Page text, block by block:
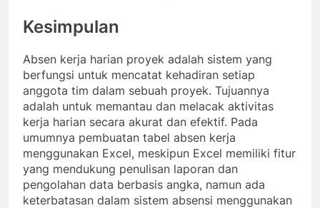
Kesimpulan
Absen kerja harian proyek adalah sistem yang
berfungsi untuk mencatat kehadiran setiap
anggota tim dalam sebuah proyek. Tujuannya
adalah untuk memantau dan melacak aktivitas
kerja harian secara akurat dan efektif. Pada
umumnya pembuatan tabel absen kerja
menggunakan Excel, meskipun Excel memiliki fitur
yang mendukung penulisan laporan dan
pengolahan data berbasis angka, namun ada
keterbatasan dalam sistem absensi menggunakan